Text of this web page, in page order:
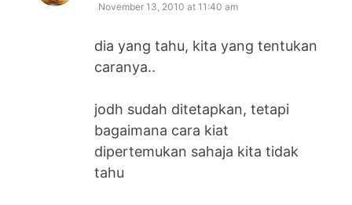
November 13, 2010 at 11:40 am
dia yang tahu, kita yang tentukan
caranya..
jodh sudah ditetapkan, tetapi
bagaimana cara kiat
dipertemukan sahaja kita tidak
tahu